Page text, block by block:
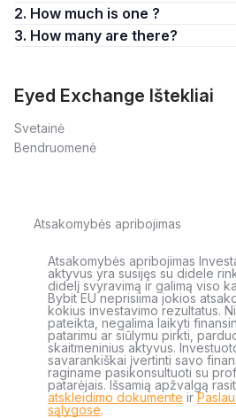
2. How much is one ?
3. How many are there?
Eyed Exchange Ištekliai
Svetainė
Bendruomenė
Atsakomybės apribojimas
Atsakomybės apribojimas
aktyvus yra susijęs su didele
didelį svyravimą ir galimą viso
Bybit EU neprisiima jokios
kokius investavimo rezultatus.
pateikta, negalima laikyti
patarimu ar siūlymu pirkti,
skaitmeninius aktyvus.
savarankiškai įvertinti savo
raginame pasikonsultuoti su
patarėjais. Išsamią apžvalgą
atskleidimo dokumente ir
sąlygose.